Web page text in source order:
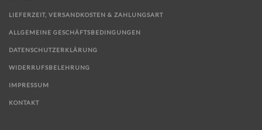
LIEFERZEIT, VERSANDKOSTEN & ZAHLUNGSART
ALLGEMEINE GESCHÄFTSBEDINGUNGEN
DATENSCHUTZERKLÄRUNG
WIDERRUFSBELEHRUNG
IMPRESSUM
KONTAKT